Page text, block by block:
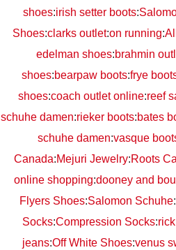
shoes:irish setter boots:
Shoes:clarks outlet:on running:
edelman shoes:brahmin
shoes:bearpaw boots:frye
shoes:coach outlet online:reef
schuhe damen:rieker boots:bates
schuhe damen:vasque
Canada:Mejuri Jewelry:Roots
online shopping:dooney and
Flyers Shoes:Salomon Schuhe:
Socks:Compression Socks:
jeans:Off White Shoes:venus